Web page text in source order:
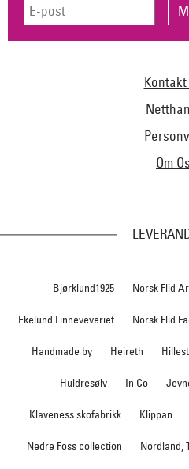
Om
Bjørklund1925 Norsk Flid
Ekelund Linneveveriet Norsk Flid
Handmade by Heireth
Huldresølv In Co
Klaveness skofabrikk Klippan
Nedre Foss collection Nordland,